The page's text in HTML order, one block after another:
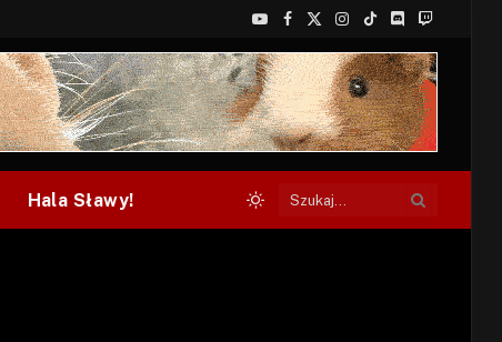
YouTube
Facebook
X
(Twitter)
Instagram
TikTokDiscordTwitch
Hala Sławy!